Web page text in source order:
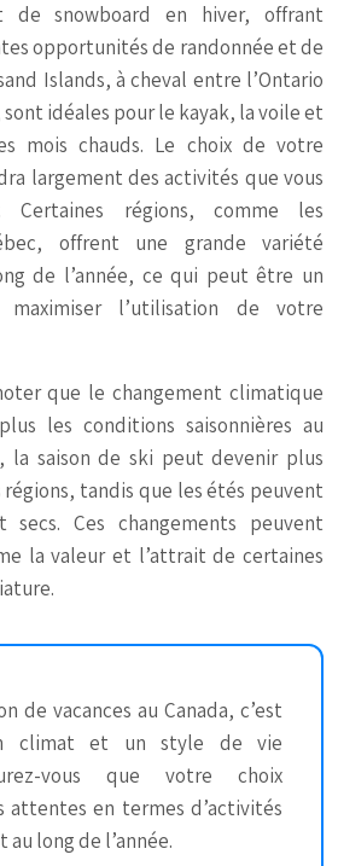
snowboard en hiver, offrant
opportunités de randonnée et de
Islands, à cheval entre l’Ontario
idéales pour le kayak, la voile et
mois chauds. Le choix de votre
largement des activités que vous
Certaines régions, comme les
offrent une grande variété
de l’année, ce qui peut être un
l’utilisation de votre
que le changement climatique
les conditions saisonnières au
la saison de ski peut devenir plus
tandis que les étés peuvent
Ces changements peuvent
la valeur et l’attrait de certaines
de vacances au Canada, c’est
climat et un style de vie
vous que votre choix
attentes en termes d’activités
long de l’année.